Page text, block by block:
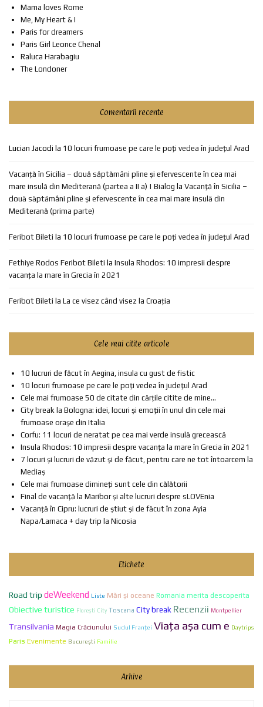
Mama loves Rome
Me, My Heart & I
Paris for dreamers
Paris Girl Leonce Chenal
Raluca Harabagiu
The Londoner
Comentarii recente
Lucian Jacodi la 10 locuri frumoase pe care le poți vedea în județul Arad
Vacanță în Sicilia – două săptămâni pline și efervescente în cea mai
mare insulă din Mediterană (partea a II a) | Bialog la Vacanță în Sicilia –
două săptămâni pline și efervescente în cea mai mare insulă din
Mediterană (prima parte)
Feribot Bileti la 10 locuri frumoase pe care le poți vedea în județul Arad
Fethiye Rodos Feribot Bileti la Insula Rhodos: 10 impresii despre
vacanța la mare în Grecia în 2021
Feribot Bileti la La ce visez când visez la Croația
Cele mai citite articole
10 lucruri de făcut în Aegina, insula cu gust de fistic
10 locuri frumoase pe care le poți vedea în județul Arad
Cele mai frumoase 50 de citate din cărțile citite de mine...
City break la Bologna: idei, locuri și emoții în unul din cele mai
frumoase orașe din Italia
Corfu: 11 locuri de neratat pe cea mai verde insulă grecească
Insula Rhodos: 10 impresii despre vacanța la mare în Grecia în 2021
7 locuri și lucruri de văzut și de făcut, pentru care ne tot întoarcem la
Mediaș
Cele mai frumoase dimineți sunt cele din călătorii
Final de vacanță la Maribor și alte lucruri despre sLOVEnia
Vacanță în Cipru: lucruri de știut și de făcut în zona Ayia
Napa/Larnaca + day trip la Nicosia
Etichete
Road trip deWeekend Liste Mări și oceane Romania merita descoperita
Obiective turistice Florești City Toscana City break Recenzii Montpellier
Transilvania Magia Crăciunului Sudul Franței Viaţa aşa cum e Daytrips
Paris Evenimente Bucureşti Familie
Arhive